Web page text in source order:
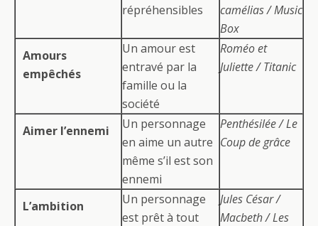
répréhensibles
camélias / Music
Box
Amours
empêchés
Un amour est
entravé par la
famille ou la
société
Roméo et
Juliette / Titanic
Aimer l’ennemi
Un personnage
en aime un autre
même s’il est son
ennemi
Penthésilée / Le
Coup de grâce
L’ambition
Un personnage
est prêt à tout
Jules César /
Macbeth / Les